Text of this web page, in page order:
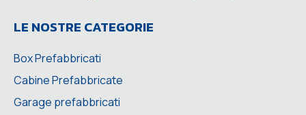
LE NOSTRE CATEGORIE
Box Prefabbricati
Cabine Prefabbricate
Garage prefabbricati